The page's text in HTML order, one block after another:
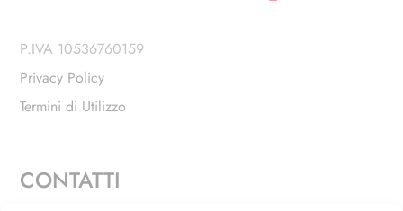
P.IVA 10536760159
Privacy Policy
Termini di Utilizzo
CONTATTI